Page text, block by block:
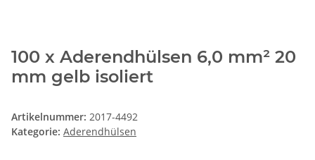
100 x Aderendhülsen 6,0 mm² 20
mm gelb isoliert
Artikelnummer: 2017-4492
Kategorie: Aderendhülsen